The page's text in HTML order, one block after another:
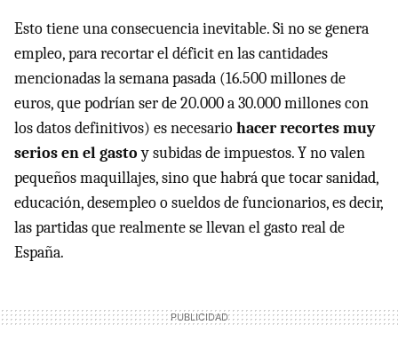
Esto tiene una consecuencia inevitable. Si no se genera
empleo, para recortar el déficit en las cantidades
mencionadas la semana pasada (16.500 millones de
euros, que podrían ser de 20.000 a 30.000 millones con
los datos definitivos) es necesariohacer recortes muy
serios en el gastoy subidas de impuestos. Y no valen
pequeños maquillajes, sino que habrá que tocar sanidad,
educación, desempleo o sueldos de funcionarios, es decir,
las partidas que realmente se llevan el gasto real de
España.